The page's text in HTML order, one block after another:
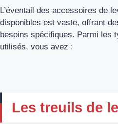
L’éventail des accessoires de
disponibles est vaste, offrant
besoins spécifiques. Parmi les
utilisés, vous avez :
Les treuils de